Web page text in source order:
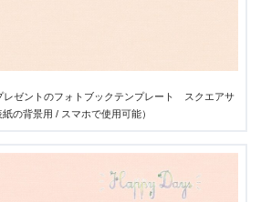
レゼントのフォトブックテンプレート スクエアサ
の背景用 / スマホで使用可能）